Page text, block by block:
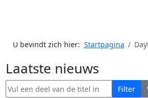
U bevindt zich hier: Startpagina
Laatste nieuws
Vul een deel van de titel in Filter